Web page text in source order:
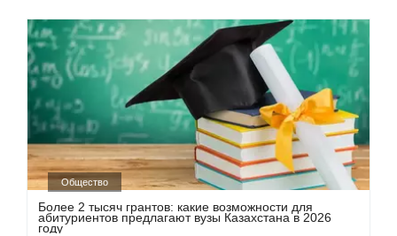
Общество
Более 2 тысяч грантов: какие возможности для
абитуриентов предлагают вузы Казахстана в 2026
году